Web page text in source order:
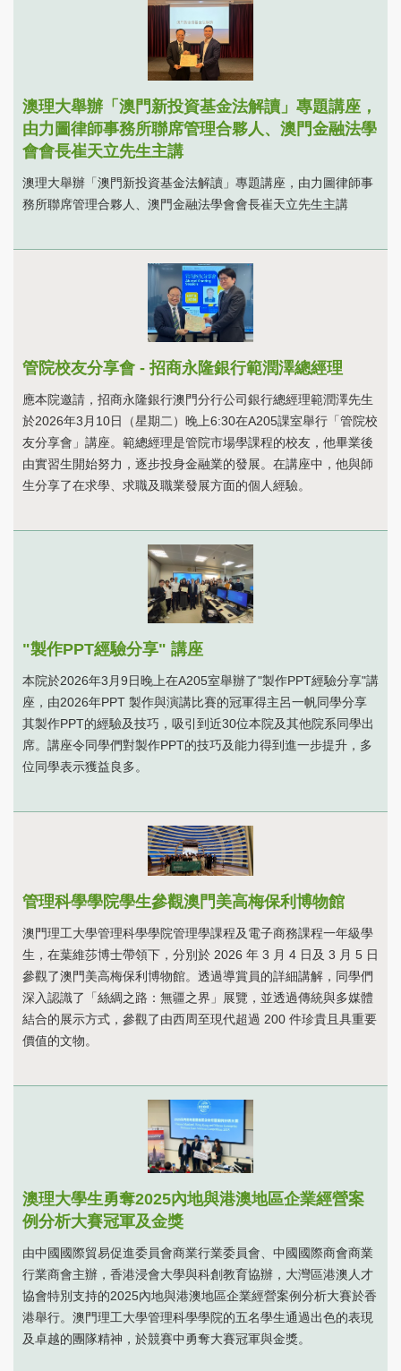
澳理大舉辦「澳門新投資基金法解讀」專題講座，
由力圖律師事務所聯席管理合夥人、澳門金融法學
會會長崔天立先生主講
澳理大舉辦「澳門新投資基金法解讀」專題講座，由力圖律師事
務所聯席管理合夥人、澳門金融法學會會長崔天立先生主講
管院校友分享會 - 招商永隆銀行範潤澤總經理
應本院邀請，招商永隆銀行澳門分行公司銀行總經理範潤澤先生
於2026年3月10日（星期二）晚上6:30在A205課室舉行「管院校
友分享會」講座。範總經理是管院市場學課程的校友，他畢業後
由實習生開始努力，逐步投身金融業的發展。在講座中，他與師
生分享了在求學、求職及職業發展方面的個人經驗。
"製作PPT經驗分享" 講座
本院於2026年3月9日晚上在A205室舉辦了"製作PPT經驗分享"講
座，由2026年PPT 製作與演講比賽的冠軍得主呂一帆同學分享
其製作PPT的經驗及技巧，吸引到近30位本院及其他院系同學出
席。講座令同學們對製作PPT的技巧及能力得到進一步提升，多
位同學表示獲益良多。
管理科學學院學生參觀澳門美高梅保利博物館
澳門理工大學管理科學學院管理學課程及電子商務課程一年級學
生，在葉維莎博士帶領下，分別於 2026 年 3 月 4 日及 3 月 5 日
參觀了澳門美高梅保利博物館。透過導賞員的詳細講解，同學們
深入認識了「絲綢之路：無疆之界」展覽，並透過傳統與多媒體
結合的展示方式，參觀了由西周至現代超過 200 件珍貴且具重要
價值的文物。
澳理大學生勇奪2025內地與港澳地區企業經營案
例分析大賽冠軍及金獎
由中國國際貿易促進委員會商業行業委員會、中國國際商會商業
行業商會主辦，香港浸會大學與科創教育協辦，大灣區港澳人才
協會特別支持的2025內地與港澳地區企業經營案例分析大賽於香
港舉行。澳門理工大學管理科學學院的五名學生通過出色的表現
及卓越的團隊精神，於競賽中勇奪大賽冠軍與金獎。